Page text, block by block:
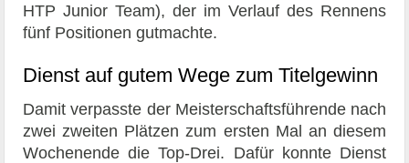
HTP Junior Team), der im Verlauf des Rennens
fünf Positionen gutmachte.
Dienst auf gutem Wege zum Titelgewinn
Damit verpasste der Meisterschaftsführende nach
zwei zweiten Plätzen zum ersten Mal an diesem
Wochenende die Top-Drei. Dafür konnte Dienst